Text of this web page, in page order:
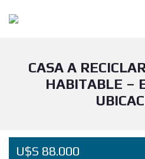
CASA A
HABITABLE –
U$S 88.000